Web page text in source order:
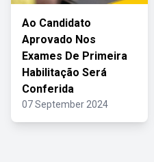
Ao Candidato
Aprovado Nos
Exames De Primeira
Habilitação Será
Conferida
07 September 2024